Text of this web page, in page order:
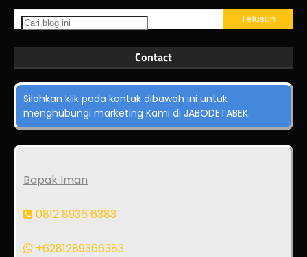
Contact
Silahkan klik pada kontak dibawah ini untuk
menghubungi marketing Kami di JABODETABEK.
Bapak Iman
0812 8936 6383
+6281289366383